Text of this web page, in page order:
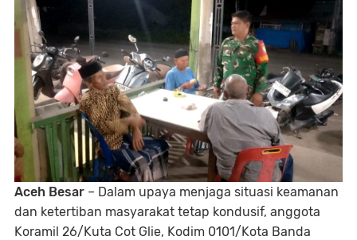
Aceh Besar – Dalam upaya menjaga situasi keamanan
dan ketertiban masyarakat tetap kondusif, anggota
Koramil 26/Kuta Cot Glie, Kodim 0101/Kota Banda